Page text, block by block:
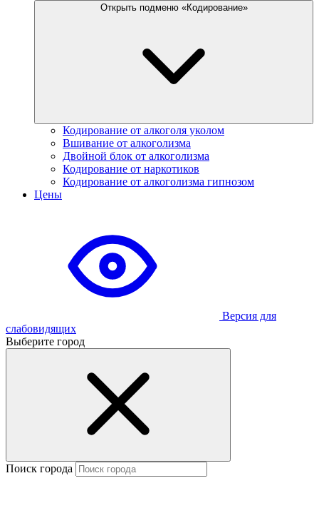
Открыть подменю «Кодирование»
Кодирование от алкоголя уколом
Вшивание от алкоголизма
Двойной блок от алкоголизма
Кодирование от наркотиков
Кодирование от алкоголизма гипнозом
Цены
Версия для
слабовидящих
Выберите город
Поиск города